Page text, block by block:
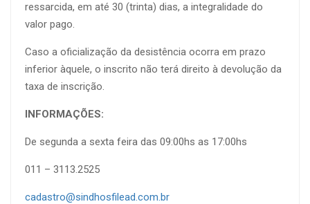
ressarcida, em até 30 (trinta) dias, a integralidade do
valor pago.
Caso a oficialização da desistência ocorra em prazo
inferior àquele, o inscrito não terá direito à devolução da
taxa de inscrição.
INFORMAÇÕES:
De segunda a sexta feira das 09:00hs as 17:00hs
011 – 3113.2525
cadastro@sindhosfilead.com.br